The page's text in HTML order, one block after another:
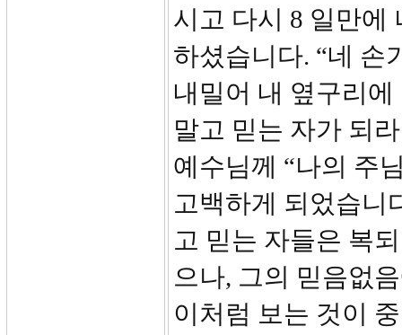
시고 다시 8 일만에
하셨습니다. “네 손
내밀어 내 옆구리
말고 믿는 자가 되
예수님께 “나의 주
고백하게 되었습니
고 믿는 자들은 복
으나, 그의 믿음없
이처럼 보는 것이